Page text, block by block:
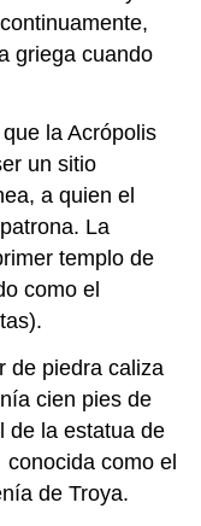
griega cuando
la Acrópolis
un sitio
a quien el
La
templo de
como el
de piedra caliza
cien pies de
de la estatua de
conocida como el
de Troya.